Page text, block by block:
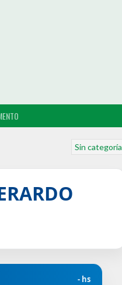
Sin categoría
- hs